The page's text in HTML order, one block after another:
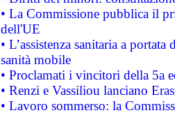
• La Commissione pubblica il
dell'UE
• L’assistenza sanitaria a
sanità mobile
• Proclamati i vincitori della 5a
• Renzi e Vassiliou lanciano
• Lavoro sommerso: la